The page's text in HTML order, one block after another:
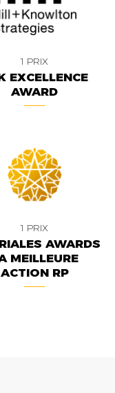
1 PRIX
EXCELLENCE
AWARD
1 PRIX
AWARDS
MEILLEURE
ACTION RP